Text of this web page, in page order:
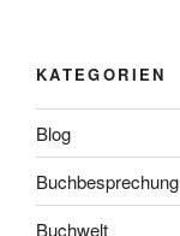
KATEGORIEN
Blog
Buchbesprechung
Buchwelt